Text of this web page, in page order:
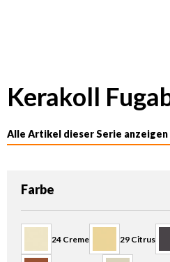
Kerakoll
Alle Artikel dieser Serie anzeigen
Farbe
24 Creme 29 Citrus